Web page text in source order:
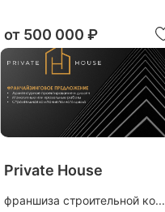
от 500 000 ₽
Private House
франшиза строительной ко...